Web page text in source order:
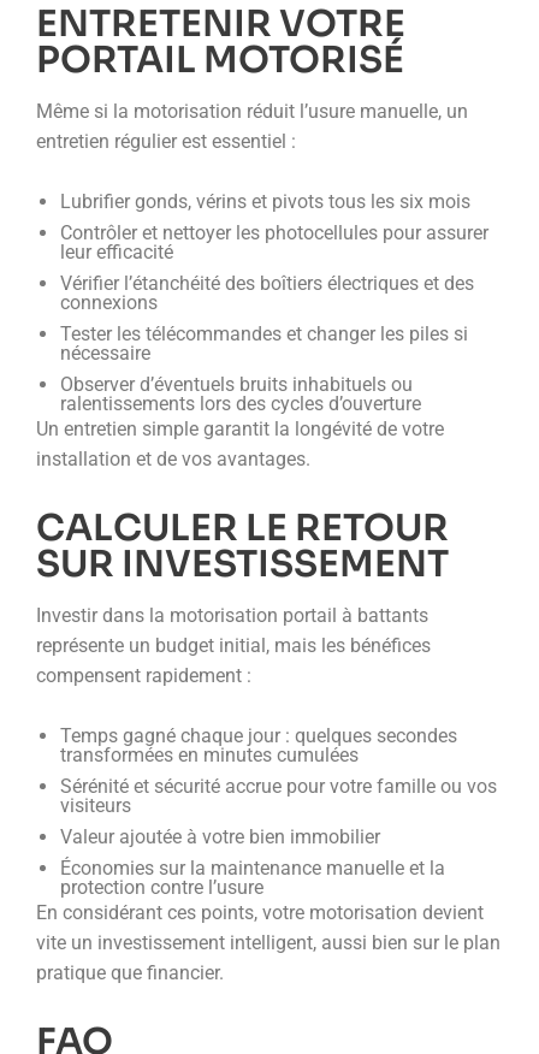
ENTRETENIR VOTRE
PORTAIL MOTORISÉ
Même si la motorisation réduit l’usure manuelle, un
entretien régulier est essentiel :
Lubrifier gonds, vérins et pivots tous les six mois
Contrôler et nettoyer les photocellules pour assurer
leur efficacité
Vérifier l’étanchéité des boîtiers électriques et des
connexions
Tester les télécommandes et changer les piles si
nécessaire
Observer d’éventuels bruits inhabituels ou
ralentissements lors des cycles d’ouverture
Un entretien simple garantit la longévité de votre
installation et de vos avantages.
CALCULER LE RETOUR
SUR INVESTISSEMENT
Investir dans la motorisation portail à battants
représente un budget initial, mais les bénéfices
compensent rapidement :
Temps gagné chaque jour : quelques secondes
transformées en minutes cumulées
Sérénité et sécurité accrue pour votre famille ou vos
visiteurs
Valeur ajoutée à votre bien immobilier
Économies sur la maintenance manuelle et la
protection contre l’usure
En considérant ces points, votre motorisation devient
vite un investissement intelligent, aussi bien sur le plan
pratique que financier.
FAQ